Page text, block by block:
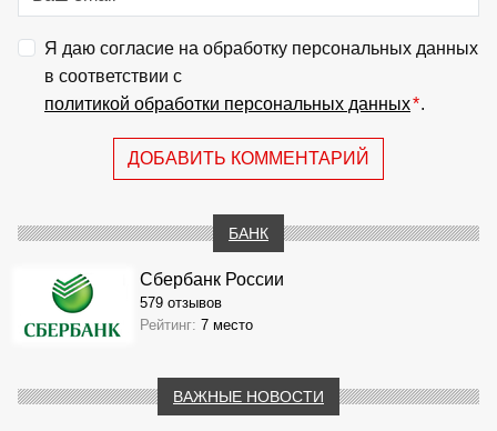
Я даю согласие на обработку персональных данных
в соответствии с
политикой обработки персональных данных*.
ДОБАВИТЬ КОММЕНТАРИЙ
БАНК
Сбербанк России
579 отзывов
Рейтинг: 7 место
ВАЖНЫЕ НОВОСТИ